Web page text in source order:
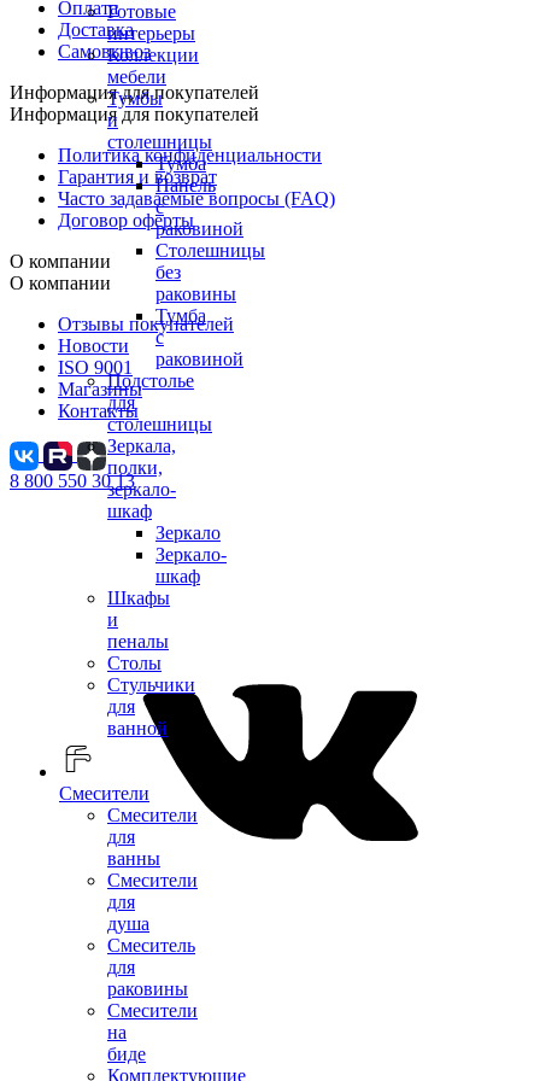
Готовые
интерьеры
Коллекции
мебели
Тумбы
и
столешницы
Тумба
Панель
с
раковиной
Столешницы
без
раковины
Тумба
с
раковиной
Подстолье
для
столешницы
Зеркала,
полки,
зеркало-
шкаф
Зеркало
Зеркало-
шкаф
Шкафы
и
пеналы
Столы
Стульчики
для
ванной
Смесители
Смесители
для
ванны
Смесители
для
душа
Смеситель
для
раковины
Смесители
на
биде
Комплектующие
Оплата
Доставка
Самовывоз
Информация для покупателей
Информация для покупателей
Политика конфиденциальности
Гарантия и возврат
Часто задаваемые вопросы (FAQ)
Договор оферты
О компании
О компании
Отзывы покупателей
Новости
ISO 9001
Магазины
Контакты
8 800 550 30 13